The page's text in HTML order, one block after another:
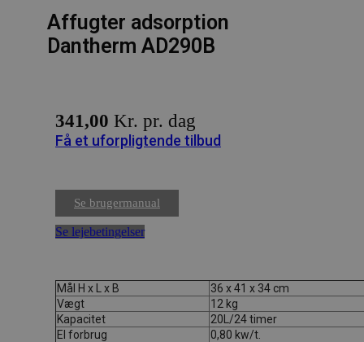
Affugter adsorption
Dantherm AD290B
341,00 Kr. pr. dag
Få et uforpligtende tilbud
Se brugermanual
Se lejebetingelser
Mål H x L x B
36 x 41 x 34 cm
Vægt
12 kg
Kapacitet
20L/24 timer
El forbrug
0,80 kw/t.